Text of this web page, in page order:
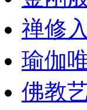
禅修
瑜伽
佛教